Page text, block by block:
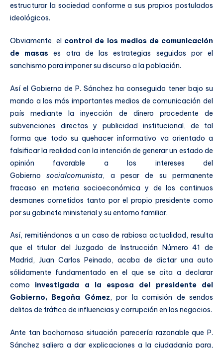
estructurar la sociedad conforme a sus propios postulados
ideológicos.
Obviamente, el control de los medios de comunicación
de masas es otra de las estrategias seguidas por el
sanchismo para imponer su discurso a la población.
Así el Gobierno de P. Sánchez ha conseguido tener bajo su
mando a los más importantes medios de comunicación del
país mediante la inyección de dinero procedente de
subvenciones directas y publicidad institucional, de tal
forma que todo su quehacer informativo va orientado a
falsificar la realidad con la intención de generar un estado de
opinión favorable a los intereses del
Gobiernosocialcomunista, a pesar de su permanente
fracaso en materia socioeconómica y de los continuos
desmanes cometidos tanto por el propio presidente como
por su gabinete ministerial y su entorno familiar.
Así, remitiéndonos a un caso de rabiosa actualidad, resulta
que el titular del Juzgado de Instrucción Número 41 de
Madrid, Juan Carlos Peinado, acaba de dictar una auto
sólidamente fundamentado en el que se cita a declarar
como investigada a la esposa del presidente del
Gobierno, Begoña Gómez, por la comisión de sendos
delitos de tráfico de influencias y corrupción en los negocios.
Ante tan bochornosa situación parecería razonable que P.
Sánchez saliera a dar explicaciones a la ciudadanía para,